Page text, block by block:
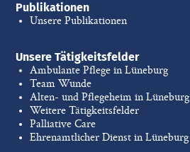
Publikationen
Unsere Publikationen
Unsere Tätigkeitsfelder
Ambulante Pflege in Lüneburg
Team Wunde
Alten- und Pflegeheim in Lüneburg
Weitere Tätigkeitsfelder
Palliative Care
Ehrenamtlicher Dienst in Lüneburg